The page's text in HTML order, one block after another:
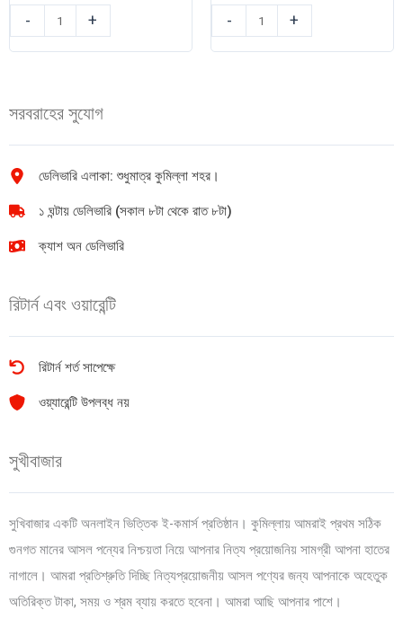
-
লাল
মরিচের
quantity
+ -
কাসুন্দি
২৮৫
+
সরবরাহের সুযোগ
ডেলিভারি এলাকা: শুধুমাত্র কুমিল্লা শহর।
১ ঘন্টায় ডেলিভারি (সকাল ৮টা থেকে রাত ৮টা)
ক্যাশ অন ডেলিভারি
রিটার্ন এবং ওয়ারেন্টি
রিটার্ন শর্ত সাপেক্ষে
ওয়্যারেন্টি উপলব্ধ নয়
সুখীবাজার
সুখিবাজার একটি অনলাইন ভিত্তিক ই-কমার্স প্রতিষ্ঠান। কুমিল্লায় আমরাই প্রথম সঠিক
গুনগত মানের আসল পন্যের নিশ্চয়তা নিয়ে আপনার নিত্য প্রয়োজনিয় সামগ্রী আপনা হাতের
নাগালে। আমরা প্রতিশ্রুতি দিচ্ছি নিত্যপ্রয়োজনীয় আসল পণ্যের জন্য আপনাকে অহেতুক
অতিরিক্ত টাকা, সময় ও শ্রম ব্যায় করতে হবেনা। আমরা আছি আপনার পাশে।